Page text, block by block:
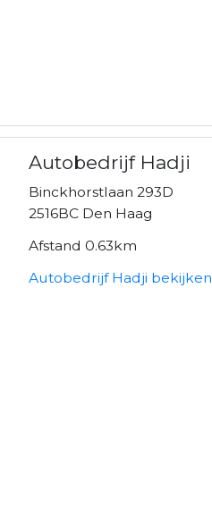
Autobedrijf Hadji
Binckhorstlaan 293D
2516BC Den Haag
Afstand 0.63km
Autobedrijf Hadji bekijken